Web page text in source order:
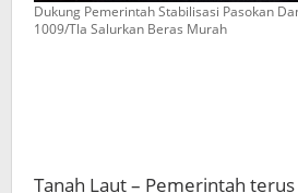
Dukung Pemerintah Stabilisasi Pasokan
1009/Tla Salurkan Beras Murah
Tanah Laut – Pemerintah